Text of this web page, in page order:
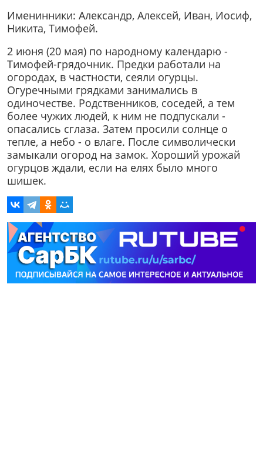
Именинники: Александр, Алексей, Иван, Иосиф,
Никита, Тимофей.
2 июня (20 мая) по народному календарю -
Тимофей-грядочник. Предки работали на
огородах, в частности, сеяли огурцы.
Огуречными грядками занимались в
одиночестве. Родственников, соседей, а тем
более чужих людей, к ним не подпускали -
опасались сглаза. Затем просили солнце о
тепле, а небо - о влаге. После символически
замыкали огород на замок. Хороший урожай
огурцов ждали, если на елях было много
шишек.